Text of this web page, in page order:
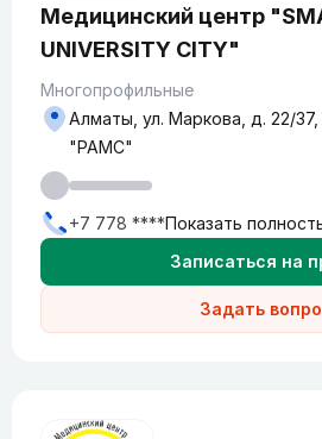
Медицинский центр
UNIVERSITY CITY"
Многопрофильные
Записаться на
Задать
Алматы, ул. Маркова, д. 22/
"РАМС"
+7 778 ****Показать